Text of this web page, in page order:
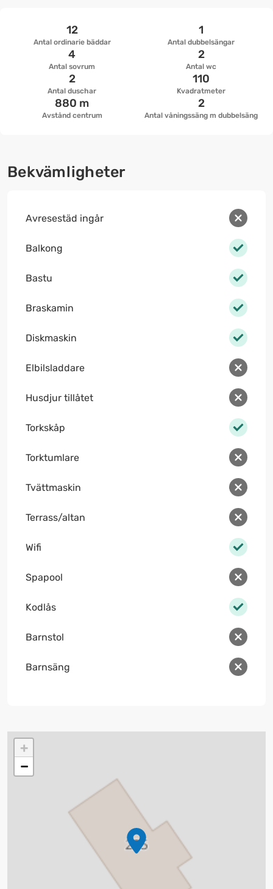
Antal ordinarie bäddar
12
Antal dubbelsängar
1
Antal sovrum
4
Antal wc
2
Antal duschar
2
Kvadratmeter
110
Avstånd centrum
880 m
Antal våningssäng m dubbelsäng
2
Bekvämligheter
Avresestäd ingår
Balkong
Bastu
Braskamin
Diskmaskin
Elbilsladdare
Husdjur tillåtet
Torkskåp
Torktumlare
Tvättmaskin
Terrass/altan
Wifi
Spapool
Kodlås
Barnstol
Barnsäng
+
−